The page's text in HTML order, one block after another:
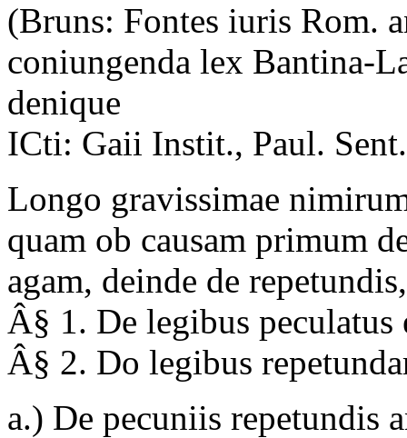
(Bruns: Fontes iuris Rom.
coniungenda lex Bantina-
denique
ICti: Gaii Instit., Paul.
Longo gravissimae
quam ob causam primum
agam, deinde de
Â§ 1. De legibus peculatus
Â§ 2. Do legibus
a.) De pecuniis repetundis